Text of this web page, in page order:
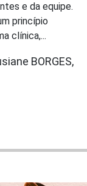
e da equipe.
princípio
clínica,...
BORGES,